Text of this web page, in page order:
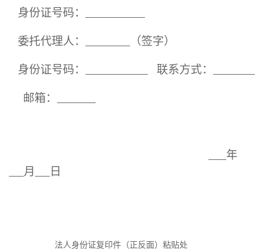
身份证号码：
委托代理人： （签字）
身份证号码： 联系方式：
邮箱：
年
月
日
法人身份证复印件（正反面） 粘贴处